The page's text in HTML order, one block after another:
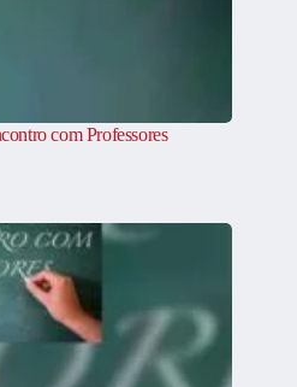
com Professores